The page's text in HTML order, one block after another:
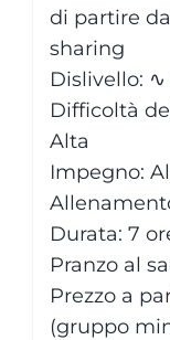
di partire
sharing
Dislivello: ∿
Difficoltà
Alta
Impegno:
Durata: 7
Pranzo al
Prezzo a
(gruppo